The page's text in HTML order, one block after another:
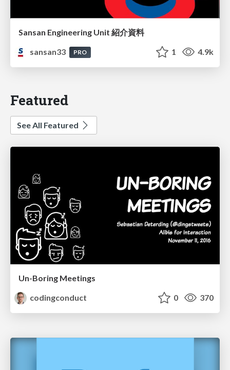
Sansan Engineering Unit 紹介資料
sansan33
PRO 1 4.9k
Featured
See All Featured
Un-Boring Meetings
codingconduct
0 370